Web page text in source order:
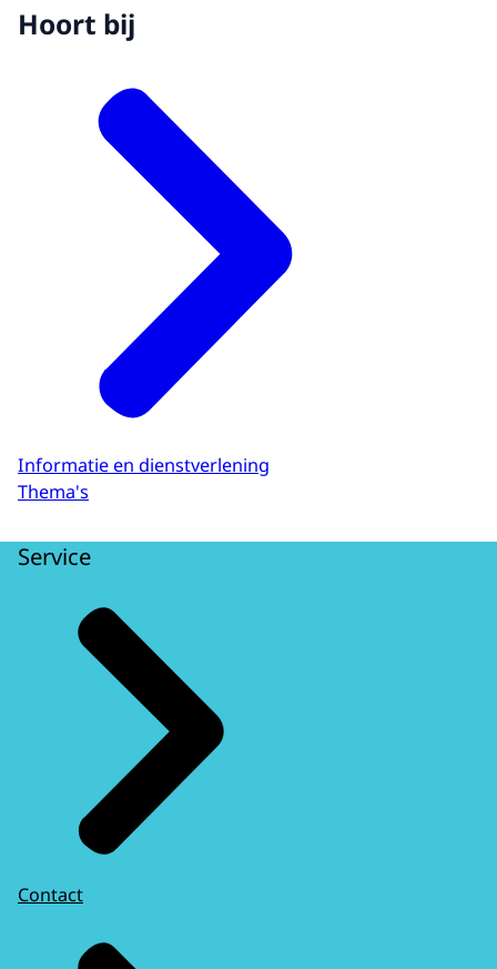
Hoort bij
Informatie en dienstverlening
Thema's
Service
Contact